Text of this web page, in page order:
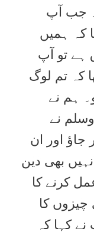
جب آپ
کہ ہمیں
ہے تو آپ
کہ تم لوگ
ہم نے
نے
جاؤ اور ان
بھی دین
کرنے کا
کا
نے کہا کہ